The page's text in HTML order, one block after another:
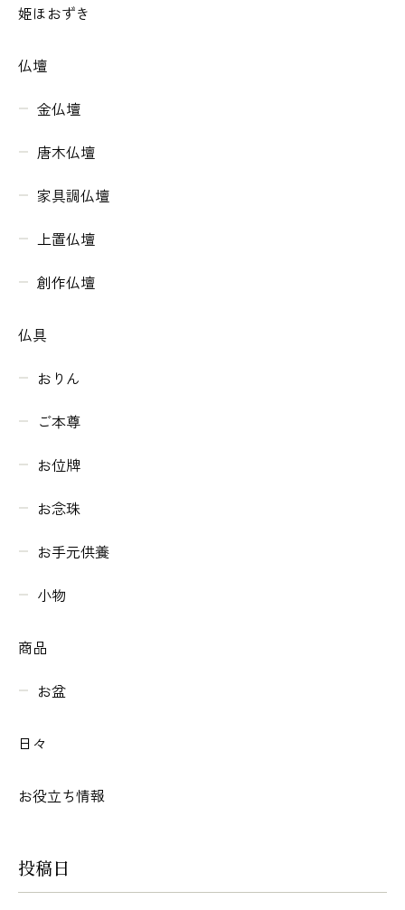
姫ほおずき
仏壇
金仏壇
唐木仏壇
家具調仏壇
上置仏壇
創作仏壇
仏具
おりん
ご本尊
お位牌
お念珠
お手元供養
小物
商品
お盆
日々
お役立ち情報
投稿日